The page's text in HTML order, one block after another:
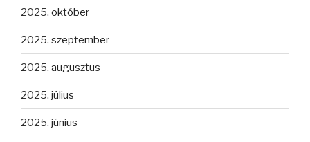
2025. október
2025. szeptember
2025. augusztus
2025. július
2025. június